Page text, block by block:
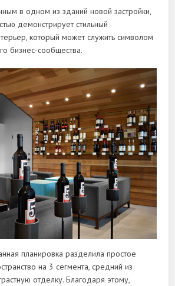
в одном из зданий новой застройки,
демонстрирует стильный
который может служить символом
бизнес-сообщества.
планировка разделила простое
на 3 сегмента, средний из
отделку. Благодаря этому,